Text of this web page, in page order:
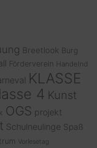
Breetlook Burg
Förderverein
Handelnd
KLASSE
4 Kunst
OGS projekt
Schulneulinge Spaß
Vorlesetag